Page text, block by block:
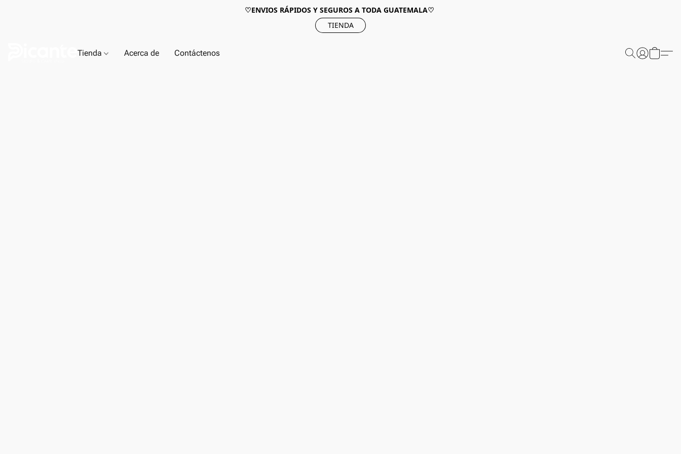
♡ENVIOS RÁPIDOS Y SEGUROS A TODA GUATEMALA♡
TIENDA
Tienda Acerca de Contáctenos